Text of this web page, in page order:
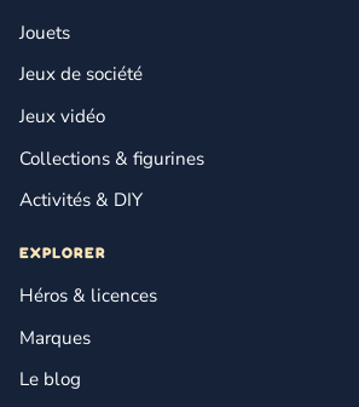
Jouets
Jeux de société
Jeux vidéo
Collections & figurines
Activités & DIY
EXPLORER
Héros & licences
Marques
Le blog